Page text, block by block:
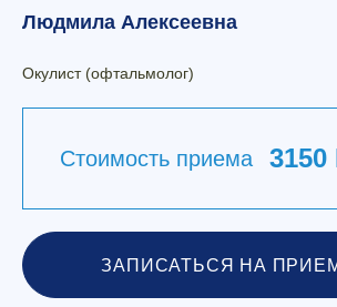
Людмила Алексеевна
Окулист (офтальмолог)
Стоимость приема 3150
ЗАПИСАТЬСЯ НА